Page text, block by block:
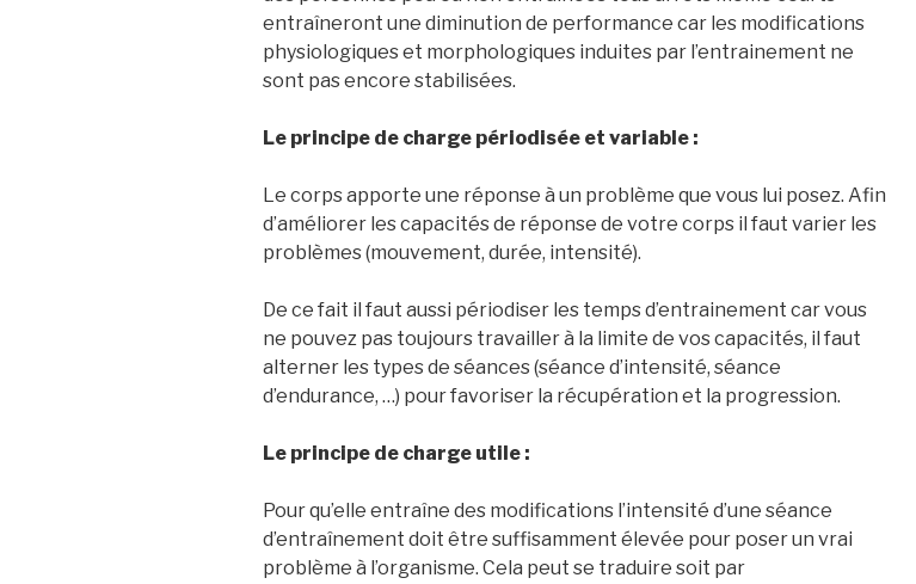
entraîneront une diminution de performance car les modifications
physiologiques et morphologiques induites par l’entrainement ne
sont pas encore stabilisées.
Le principe de charge périodisée et variable :
Le corps apporte une réponse à un problème que vous lui posez. Afin
d’améliorer les capacités de réponse de votre corps il faut varier les
problèmes (mouvement, durée, intensité).
De ce fait il faut aussi périodiser les temps d’entrainement car vous
ne pouvez pas toujours travailler à la limite de vos capacités, il faut
alterner les types de séances (séance d’intensité, séance
d’endurance, …) pour favoriser la récupération et la progression.
Le principe de charge utile :
Pour qu’elle entraîne des modifications l’intensité d’une séance
d’entraînement doit être suffisamment élevée pour poser un vrai
problème à l’organisme. Cela peut se traduire soit par